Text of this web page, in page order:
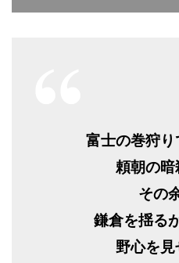
富士の巻狩り
頼朝の暗
その
鎌倉を揺る
野心を見